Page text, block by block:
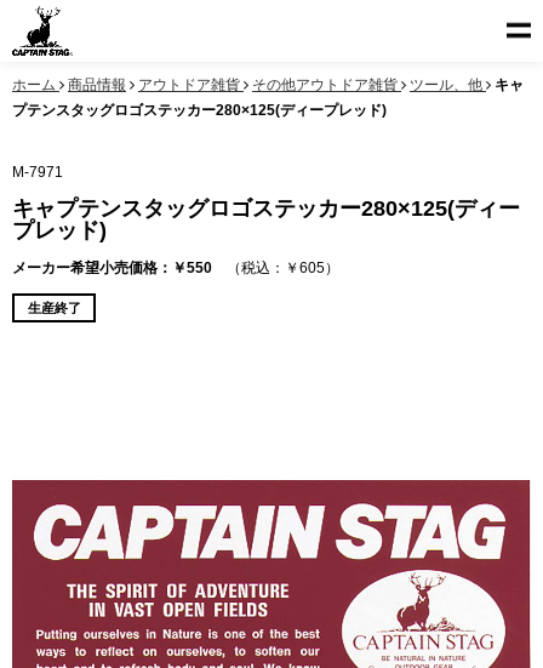
ホーム 商品情報 アウトドア雑貨 その他アウトドア雑貨 ツール、他
キャ
プテンスタッグロゴステッカー280×125(ディープレッド)
M-7971
キャプテンスタッグロゴステッカー280×125(ディー
プレッド)
メーカー希望小売価格：￥550 （税込：￥605）
生産終了